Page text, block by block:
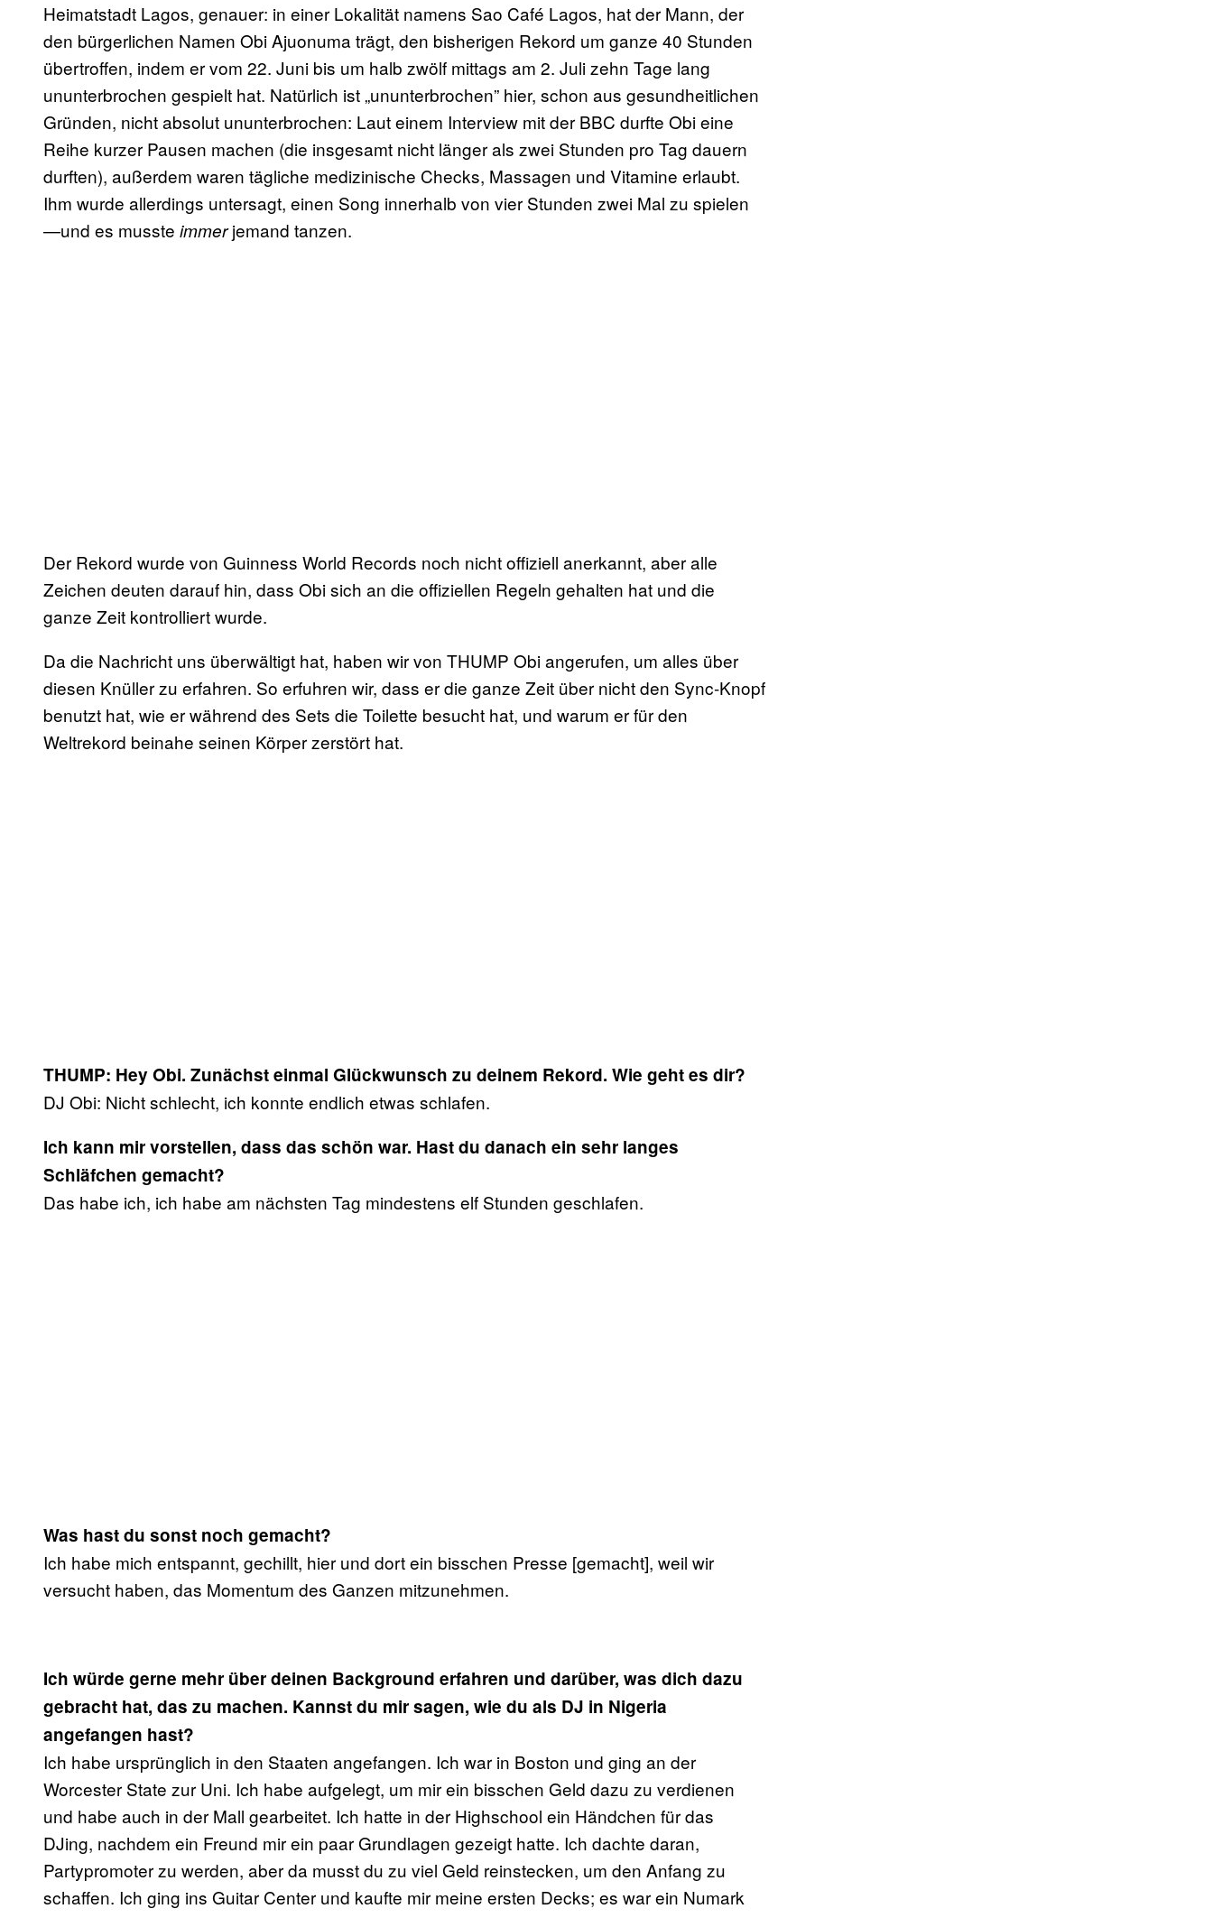
Heimatstadt Lagos, genauer: in einer Lokalität namens Sao Café Lagos, hat der Mann, der
den bürgerlichen Namen Obi Ajuonuma trägt, den bisherigen Rekord um ganze 40 Stunden
übertroffen, indem er vom 22. Juni bis um halb zwölf mittags am 2. Juli zehn Tage lang
ununterbrochen gespielt hat. Natürlich ist „ununterbrochen” hier, schon aus gesundheitlichen
Gründen, nicht absolut ununterbrochen: Laut einem Interview mit der BBC durfte Obi eine
Reihe kurzer Pausen machen (die insgesamt nicht länger als zwei Stunden pro Tag dauern
durften), außerdem waren tägliche medizinische Checks, Massagen und Vitamine erlaubt.
Ihm wurde allerdings untersagt, einen Song innerhalb von vier Stunden zwei Mal zu spielen
—und es musste immerjemand tanzen.
Der Rekord wurde von Guinness World Records noch nicht offiziell anerkannt, aber alle
Zeichen deuten darauf hin, dass Obi sich an die offiziellen Regeln gehalten hat und die
ganze Zeit kontrolliert wurde.
Da die Nachricht uns überwältigt hat, haben wir von THUMP Obi angerufen, um alles über
diesen Knüller zu erfahren. So erfuhren wir, dass er die ganze Zeit über nicht den Sync-Knopf
benutzt hat, wie er während des Sets die Toilette besucht hat, und warum er für den
Weltrekord beinahe seinen Körper zerstört hat.
THUMP: Hey Obi. Zunächst einmal Glückwunsch zu deinem Rekord. Wie geht es dir?
DJ Obi: Nicht schlecht, ich konnte endlich etwas schlafen.
Ich kann mir vorstellen, dass das schön war. Hast du danach ein sehr langes
Schläfchen gemacht?
Das habe ich, ich habe am nächsten Tag mindestens elf Stunden geschlafen.
Was hast du sonst noch gemacht?
Ich habe mich entspannt, gechillt, hier und dort ein bisschen Presse [gemacht], weil wir
versucht haben, das Momentum des Ganzen mitzunehmen.
Ich würde gerne mehr über deinen Background erfahren und darüber, was dich dazu
gebracht hat, das zu machen. Kannst du mir sagen, wie du als DJ in Nigeria
angefangen hast?
Ich habe ursprünglich in den Staaten angefangen. Ich war in Boston und ging an der
Worcester State zur Uni. Ich habe aufgelegt, um mir ein bisschen Geld dazu zu verdienen
und habe auch in der Mall gearbeitet. Ich hatte in der Highschool ein Händchen für das
DJing, nachdem ein Freund mir ein paar Grundlagen gezeigt hatte. Ich dachte daran,
Partypromoter zu werden, aber da musst du zu viel Geld reinstecken, um den Anfang zu
schaffen. Ich ging ins Guitar Center und kaufte mir meine ersten Decks; es war ein Numark